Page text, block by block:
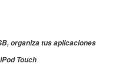
organiza tus aplicaciones
Touch